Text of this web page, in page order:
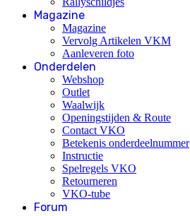
Magazine
Magazine
Vervolg Artikelen VKM
Aanleveren foto
Onderdelen
Webshop
Outlet
Waalwijk
Openingstijden & Route
Contact VKO
Betekenis onderdeelnummer
Instructie
Spelregels VKO
Retourneren
VKO-tube
Forum